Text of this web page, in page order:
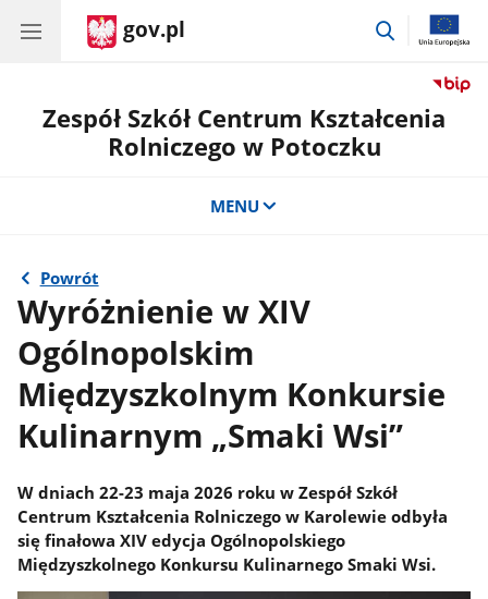
gov.pl
przejdź
Zespół Szkół Centrum Kształcenia
Rolniczego w Potoczku
MENU
Powrót
Wyróżnienie w XIV
Ogólnopolskim
Międzyszkolnym Konkursie
Kulinarnym „Smaki Wsi”
W dniach 22-23 maja 2026 roku w Zespół Szkół
Centrum Kształcenia Rolniczego w Karolewie odbyła
się finałowa XIV edycja Ogólnopolskiego
Międzyszkolnego Konkursu Kulinarnego Smaki Wsi.